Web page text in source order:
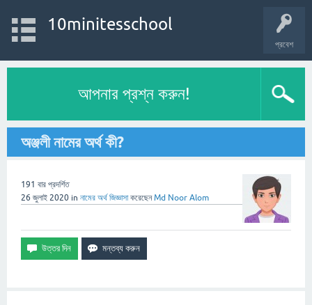
প্রবেশ
10minitesschool
আপনার প্রশ্ন করুন!
অঞ্জলী নামের অর্থ কী?
191 বার প্রদর্শিত
26 জুলাই 2020 in নামের অর্থ জিজ্ঞাসা করেছেনMd Noor Alom